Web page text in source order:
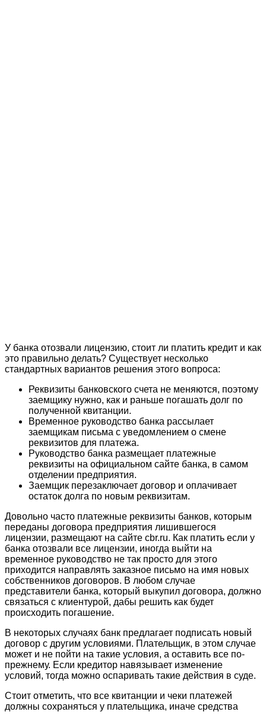
У банка отозвали лицензию, стоит ли платить кредит и как
это правильно делать? Существует несколько
стандартных вариантов решения этого вопроса:
Реквизиты банковского счета не меняются, поэтому
заемщику нужно, как и раньше погашать долг по
полученной квитанции.
Временное руководство банка рассылает
заемщикам письма с уведомлением о смене
реквизитов для платежа.
Руководство банка размещает платежные
реквизиты на официальном сайте банка, в самом
отделении предприятия.
Заемщик перезаключает договор и оплачивает
остаток долга по новым реквизитам.
Довольно часто платежные реквизиты банков, которым
переданы договора предприятия лишившегося
лицензии, размещают на сайте cbr.ru. Как платить если у
банка отозвали все лицензии, иногда выйти на
временное руководство не так просто для этого
приходится направлять заказное письмо на имя новых
собственников договоров. В любом случае
представители банка, который выкупил договора, должно
связаться с клиентурой, дабы решить как будет
происходить погашение.
В некоторых случаях банк предлагает подписать новый
договор с другим условиями. Плательщик, в этом случае
может и не пойти на такие условия, а оставить все по-
прежнему. Если кредитор навязывает изменение
условий, тогда можно оспаривать такие действия в суде.
Стоит отметить, что все квитанции и чеки платежей
должны сохраняться у плательщика, иначе средства